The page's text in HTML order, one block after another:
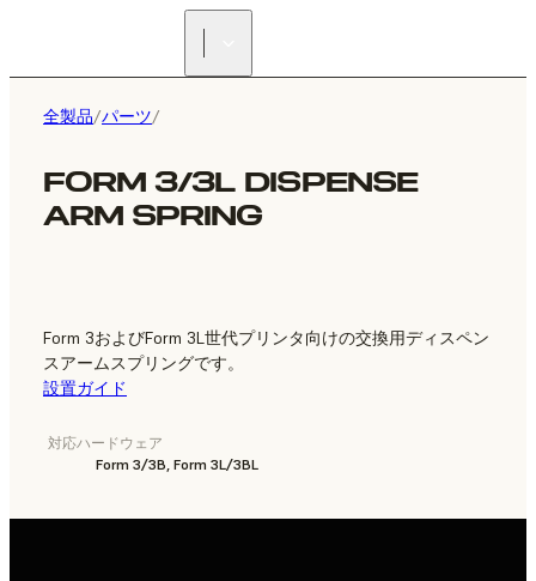
全製品/パーツ/
FORM 3/3L DISPENSE
ARM SPRING
Form 3およびForm 3L世代プリンタ向けの交換用ディスペン
スアームスプリングです。
設置ガイド
対応ハードウェア
Form 3/3B, Form 3L/3BL